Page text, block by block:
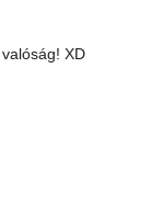
XD